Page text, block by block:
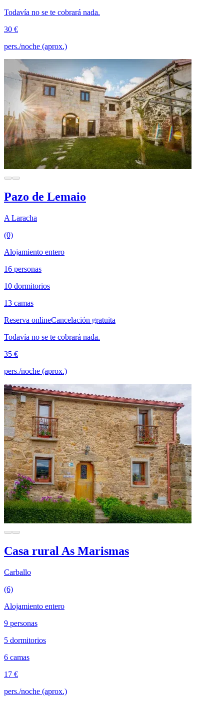
Todavía no se te cobrará nada.
30 €
pers./noche (aprox.)
Pazo de Lemaio
A Laracha
(0)
Alojamiento entero
16 personas
10 dormitorios
13 camas
Reserva onlineCancelación gratuita
Todavía no se te cobrará nada.
35 €
pers./noche (aprox.)
Casa rural As Marismas
Carballo
(6)
Alojamiento entero
9 personas
5 dormitorios
6 camas
17 €
pers./noche (aprox.)